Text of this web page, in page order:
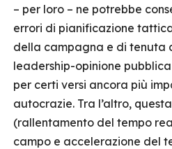
– per loro – ne potrebbe
errori di pianificazione
della campagna e di tenuta
leadership-opinione
per certi versi ancora più
autocrazie. Tra l’altro,
(rallentamento del tempo
campo e accelerazione del